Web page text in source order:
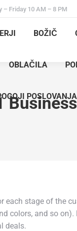
– Friday 10 AM – 8 PM
BOŽIČ
OBLAČILA
POSLOVANJA
each stage of the
colors, and so
deals.